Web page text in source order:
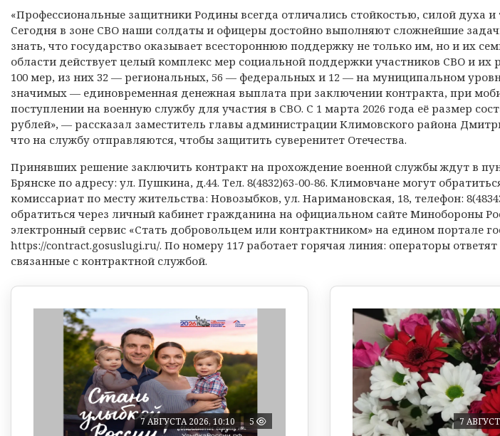
«Профессиональные защитники Родины всегда отличались стойкостью, силой духа
Сегодня в зоне СВО наши солдаты и офицеры достойно выполняют сложнейшие
знать, что государство оказывает всестороннюю поддержку не только им, но и их
области действует целый комплекс мер социальной поддержки участников СВО и их
100 мер, из них 32 — региональных, 56 — федеральных и 12 — на муниципальном
значимых — единовременная денежная выплата при заключении контракта, при
поступлении на военную службу для участия в СВО. С 1 марта 2026 года её размер
рублей», — рассказал заместитель главы администрации Климовского района
что на службу отправляются, чтобы защитить суверенитет Отечества.
Принявших решение заключить контракт на прохождение военной службы ждут в
Брянске по адресу: ул. Пушкина, д.44. Тел. 8(4832)63-00-86. Климовчане могут
комиссариат по месту жительства: Новозыбков, ул. Наримановская, 18, телефон:
обратиться через личный кабинет гражданина на официальном сайте Минобороны
электронный сервис «Стать добровольцем или контрактником» на едином портале
https://contract.gosuslugi.ru/. По номеру 117 работает горячая линия: операторы
связанные с контрактной службой.
7 АВГУСТА 2026, 10:10 5 7